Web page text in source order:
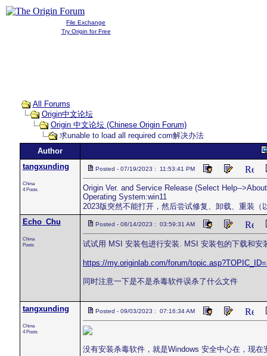
File Exchange
Try Origin for Free
All Forums
Origin中文论坛
Origin 中文论坛 (Chinese Origin Forum)
求unable to load all required com解决办法
Author
tangxunding
China
4 Posts
Posted - 07/19/2023 : 11:53:41 PM
Origin Ver. and Service Release (Select Help--
Operating System:win11
2023版突然不能打开，然后尝试修复、卸载、重装（
Echo_Chu
China
Posts
Posted - 08/14/2023 : 03:59:31 AM
试试用 MSI 安装包进行安装. MSI 安装包的下载和安
https://my.originlab.com/forum/
同时注意一下是不是杀毒软件误杀了什么文件
tangxunding
China
4 Posts
Posted - 09/03/2023 : 07:16:34 AM
没有安装杀毒软件，就是Windows 安全中心在，现